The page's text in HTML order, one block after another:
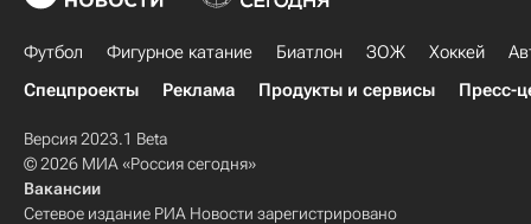
Футбол Фигурное катание Биатлон ЗОЖ Хоккей
Спецпроекты
Реклама Продукты и сервисы Пресс-
Версия 2023.1 Beta
© 2026 МИА «Россия сегодня»
Вакансии
Сетевое издание РИА Новости зарегистрировано